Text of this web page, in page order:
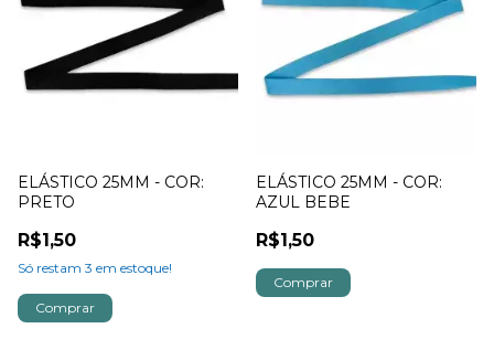
ELÁSTICO 25MM - COR:
PRETO
R$1,50
Só restam 3 em estoque!
ELÁSTICO 25MM - COR:
AZUL BEBE
R$1,50